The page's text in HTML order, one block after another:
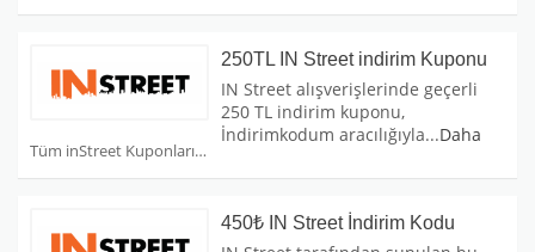
Tüm inStreet Kuponları
250TL IN Street indirim Kuponu
IN Street alışverişlerinde geçerli
250 TL indirim kuponu,
İndirimkodum aracılığıyla...Daha
450₺ IN Street İndirim Kodu